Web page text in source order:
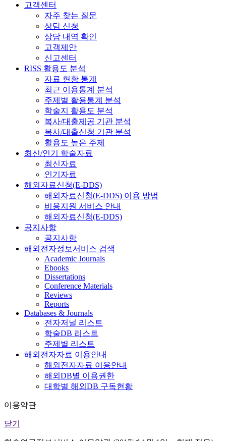
고객센터
자주 찾는 질문
상담 신청
상담 내역 확인
고객제안
신고센터
RISS 활용도 분석
자료 현황 통계
최근 이용통계 분석
주제별 활용통계 분석
학술지 활용도 분석
복사/대출제공 기관 분석
복사/대출신청 기관 분석
활용도 높은 주제
최신/인기 학술자료
최신자료
인기자료
해외자료신청(E-DDS)
해외자료신청(E-DDS) 이용 방법
비용지원 서비스 안내
해외자료신청(E-DDS)
공지사항
공지사항
해외전자정보서비스 검색
Academic Journals
Ebooks
Dissertations
Conference Materials
Reviews
Reports
Databases & Journals
전자저널 리스트
학술DB 리스트
주제별 리스트
해외전자자료 이용안내
해외전자자료 이용안내
해외DB별 이용권한
대학별 해외DB 구독현황
이용약관
닫기